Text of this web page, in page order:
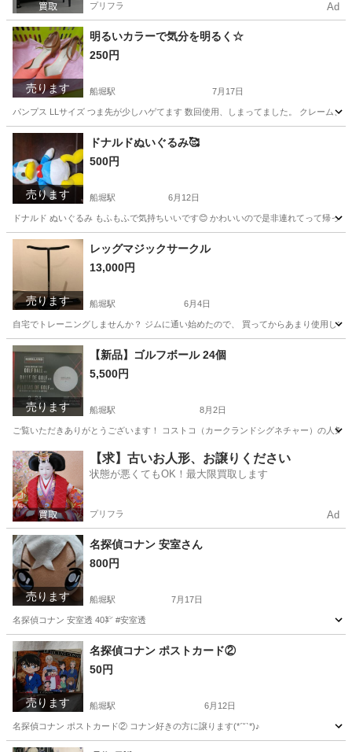
プリフラ Ad
売ります
明るいカラーで気分を明るく☆
250円
船堀駅 7月17日
パンプス LLサイズ つま先が少しハゲてます 数回使用、しまってました。 クレーム、
東京 江戸川区 船堀駅 靴
売ります
ドナルドぬいぐるみ🥰
500円
船堀駅 6月12日
ドナルド ぬいぐるみ もふもふで気持ちいいです😊 かわいいので是非連れてって帰って
東京 江戸川区 船堀駅 その他
売ります
レッグマジックサークル
13,000円
船堀駅 6月4日
自宅でトレーニングしませんか？ ジムに通い始めたので、 買ってからあまり使用し
東京 江戸川区 船堀駅 生活雑貨 レッグマジックサークル
売ります
【新品】ゴルフボール 24個
5,500円
船堀駅 8月2日
ご覧いただきありがとうございます！ コストコ（カークランドシグネチャー）の人
東京 江戸川区 船堀駅 ゴルフ
【求】古いお人形、お譲りください
状態が悪くてもOK！最大限買取します
プリフラ Ad
売ります
名探偵コナン 安室さん
800円
船堀駅 7月17日
名探偵コナン 安室透 40㌢ #安室透
東京 江戸川区 船堀駅 その他
売ります
名探偵コナン ポストカード②
50円
船堀駅 6月12日
名探偵コナン ポストカード② コナン好きの方に譲ります(*ˊ˘ˋ*)♪